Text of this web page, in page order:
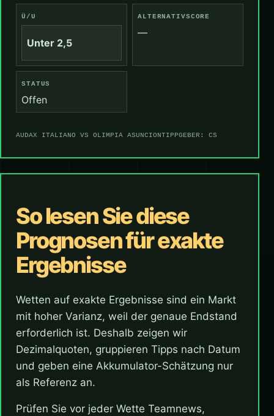
Ü/U
Unter 2,5
ALTERNATIVSCORE
—
STATUS
Offen
AUDAX ITALIANO VS OLIMPIA ASUNCIONTIPPGEBER: CS
So lesen Sie diese
Prognosen für exakte
Ergebnisse
Wetten auf exakte Ergebnisse sind ein Markt
mit hoher Varianz, weil der genaue Endstand
erforderlich ist. Deshalb zeigen wir
Dezimalquoten, gruppieren Tipps nach Datum
und geben eine Akkumulator-Schätzung nur
als Referenz an.
Prüfen Sie vor jeder Wette Teamnews,